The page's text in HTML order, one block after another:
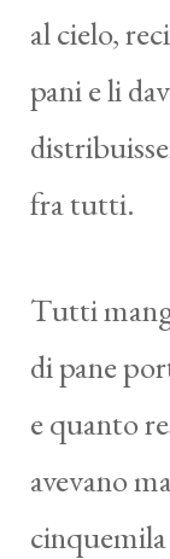
al cielo,
pani e li
fra tutti.
Tutti
di pane
e quanto
avevano